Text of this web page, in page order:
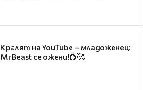
Кралят на YouTube – младоженец:
MrBeast се ожени!💍🥰